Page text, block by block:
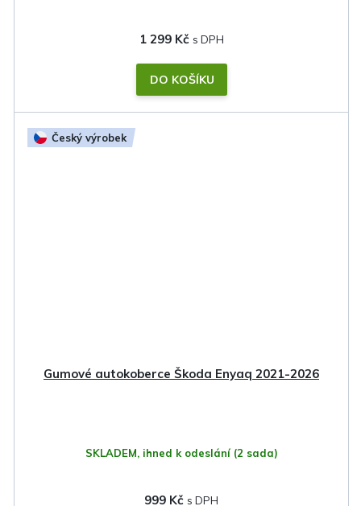
1 299 Kč
DO KOŠÍKU
Český výrobek
Gumové autokoberce Škoda Enyaq 2021-2026
SKLADEM, ihned k odeslání (2 sada)
999 Kč